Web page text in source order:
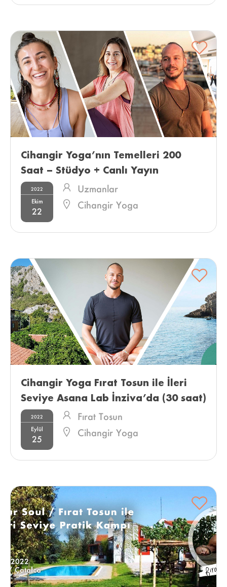
Cihangir Yoga’nın Temelleri 200
Saat – Stüdyo + Canlı Yayın
2022
Ekim
22
Uzmanlar
Cihangir Yoga
Cihangir Yoga Fırat Tosun ile İleri
2022
Eylül
25
Fırat Tosun
Cihangir Yoga